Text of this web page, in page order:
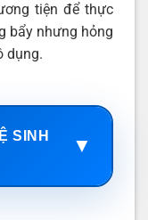
tiện để thực
bẩy nhưng hỏng
dụng.
SINH
▼